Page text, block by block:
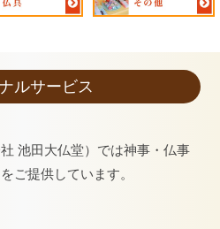
ルサービス
池田大仏堂）では神事・仏事
ご提供しています。